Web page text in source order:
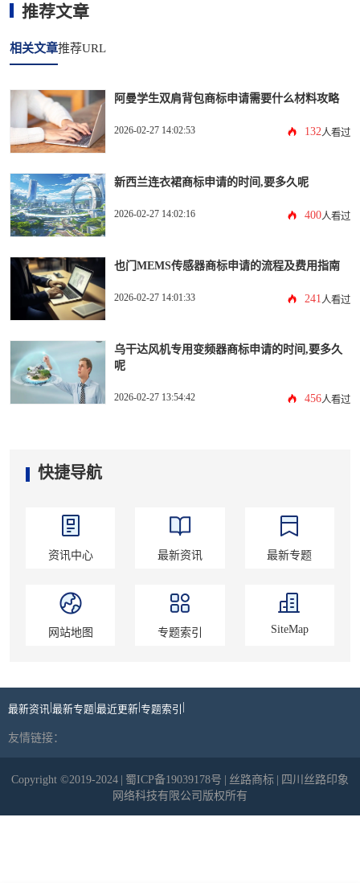
推荐文章
相关文章推荐URL
阿曼学生双肩背包商标申请需要什么材料攻略
2026-02-27 14:02:53 132 人看过
新西兰连衣裙商标申请的时间,要多久呢
2026-02-27 14:02:16 400人看过
也门MEMS传感器商标申请的流程及费用指南
2026-02-27 14:01:33 241 人看过
乌干达风机专用变频器商标申请的时间,要多久
呢
2026-02-27 13:54:42 456人看过
快捷导航
资讯中心 最新资讯 最新专题
网站地图 专题索引 SiteMap
最新资讯 |最新专题|最近更新|专题索引 |
友情链接：
Copyright ©2019-2024 | 蜀ICP备19039178号 | 丝路商标 | 四川丝路印象
网络科技有限公司版权所有